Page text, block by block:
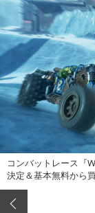
コンバットレース『
決定＆基本無料から